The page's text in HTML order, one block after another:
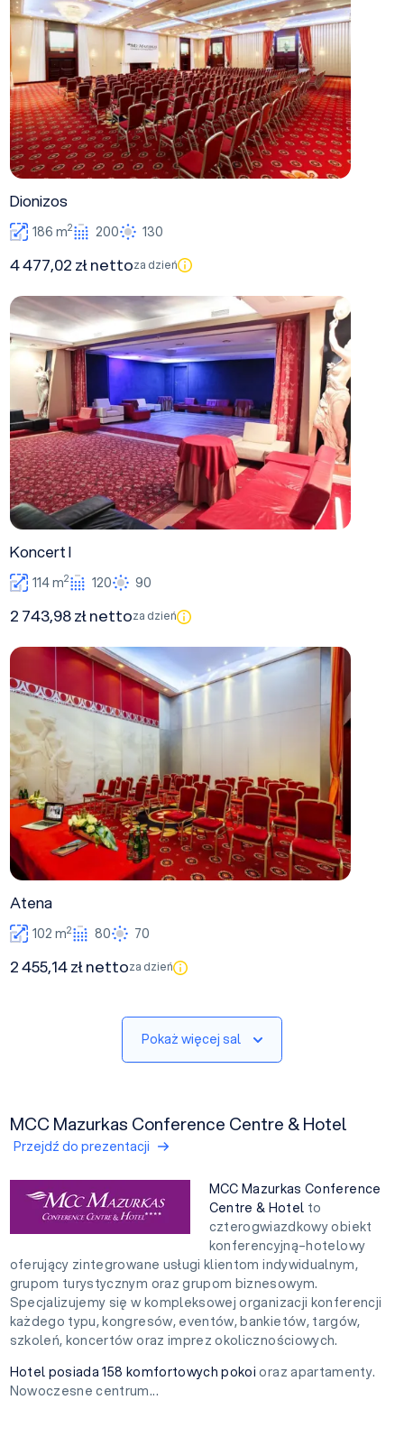
Dionizos
186 m2 200 130
4 477,02 zł nettoza dzień
Koncert I
Koncert I
114 m2 120 90
2 743,98 zł nettoza dzień
Atena
102 m2 80 70
2 455,14 zł nettoza dzień
Pokaż więcej sal
MCC Mazurkas Conference Centre & Hotel
Przejdź do prezentacji
MCC Mazurkas Conference
Centre & Hotel to
czterogwiazdkowy obiekt
konferencyjną–hotelowy
oferujący zintegrowane usługi klientom indywidualnym,
grupom turystycznym oraz grupom biznesowym.
Specjalizujemy się w kompleksowej organizacji konferencji
każdego typu, kongresów, eventów, bankietów, targów,
szkoleń, koncertów oraz imprez okolicznościowych.
Hotel posiada 158 komfortowych pokoi oraz apartamenty.
Nowoczesne centrum...